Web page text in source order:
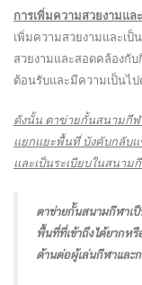
การเพิ่มความสวยงามแล
เพิ่มความสวยงามและเ
สวยงามและสอดคล้องกั
ต้อนรับและมีความเป็นไ
ดังนั้น ตาข่ายกั้นสนามกี
แยกแยะพื้นที่ บังคับกลับแ
และเป็นระเบียบในสนาม
ตาข่ายกั้นสนามกีฬาเ
พื้นที่ที่เข้าถึงได้ยากหรื
ด้านต่อผู้เล่นกีฬาและ